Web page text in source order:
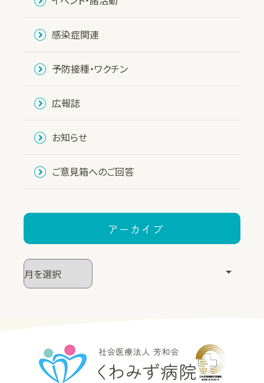
感染症関連
予防接種・ワクチン
広報誌
お知らせ
ご意見箱へのご回答
アーカイブ